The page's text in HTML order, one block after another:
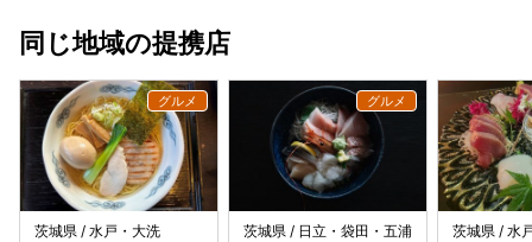
同じ地域の提携店
茨城県 / 水戸・大洗 茨城県 / 日立・袋田・五浦 茨城県 / 水